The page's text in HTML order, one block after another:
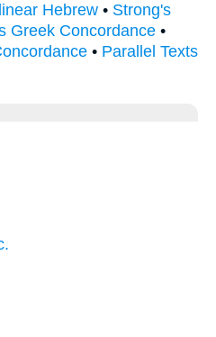
Hebrew • Strong's
Greek Concordance •
• Parallel Texts